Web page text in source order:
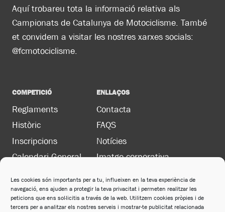
Les cookies són importants per a tu, influeixen en la teva experiència de
navegació, ens ajuden a protegir la teva privacitat i permeten realitzar les
peticions que ens sol·licitis a través de la web. Utilitzem cookies pròpies i de
tercers per a analitzar els nostres serveis i mostrar-te publicitat relacionada
Aquí trobareu tota la informació relativa als
Campionats de Catalunya de Motociclisme. També
et convidem a visitar les nostres xarxes socials:
@fcmotociclisme.
COMPETICIÓ
Reglaments
Històric
Inscripcions
Calendari General
ENLLAÇOS
Contacta
FAQS
Notícies
Imatge corporativa
LEGAL
Política de privacitat